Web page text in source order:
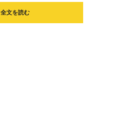
全文を読む